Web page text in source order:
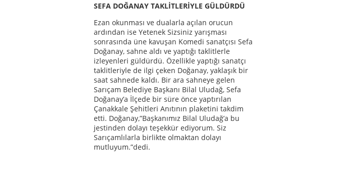
SEFA DOĞANAY TAKLİTLERİYLE GÜLDÜRDÜ
Ezan okunması ve dualarla açılan orucun
ardından ise Yetenek Sizsiniz yarışması
sonrasında üne kavuşan Komedi sanatçısı Sefa
Doğanay, sahne aldı ve yaptığı taklitlerle
izleyenleri güldürdü. Özellikle yaptığı sanatçı
taklitleriyle de ilgi çeken Doğanay, yaklaşık bir
saat sahnede kaldı. Bir ara sahneye gelen
Sarıçam Belediye Başkanı Bilal Uludağ, Sefa
Doğanay’a İlçede bir süre önce yaptırılan
Çanakkale Şehitleri Anıtının plaketini takdim
etti. Doğanay,”Başkanımız Bilal Uludağ’a bu
jestinden dolayı teşekkür ediyorum. Siz
Sarıçamlılarla birlikte olmaktan dolayı
mutluyum.”dedi.